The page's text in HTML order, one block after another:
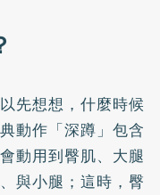
先想想，什麼時候
動作「深蹲」包含
動用到臀肌、大腿
與小腿；這時，臀